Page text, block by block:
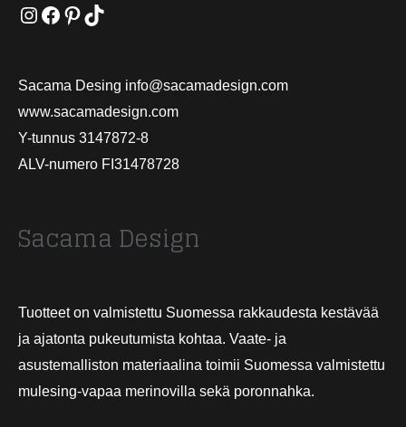
Instagram
Facebook
Pinterest
TikTok
Sacama Desing info@sacamadesign.com
www.sacamadesign.com
Y-tunnus 3147872-8
ALV-numero FI31478728
Sacama Design
Tuotteet on valmistettu Suomessa rakkaudesta kestävää
ja ajatonta pukeutumista kohtaa. Vaate- ja
asustemalliston materiaalina toimii Suomessa valmistettu
mulesing-vapaa merinovilla sekä poronnahka.